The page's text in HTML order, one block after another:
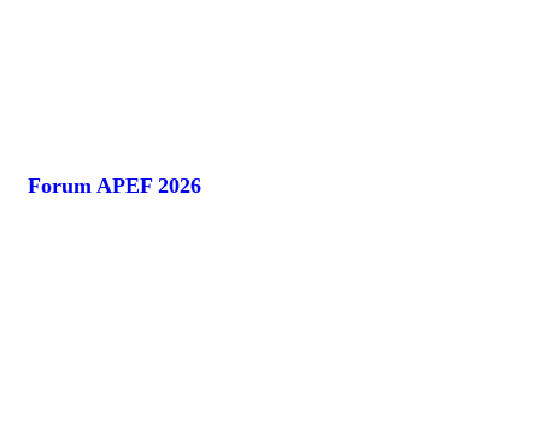
Forum APEF 2026